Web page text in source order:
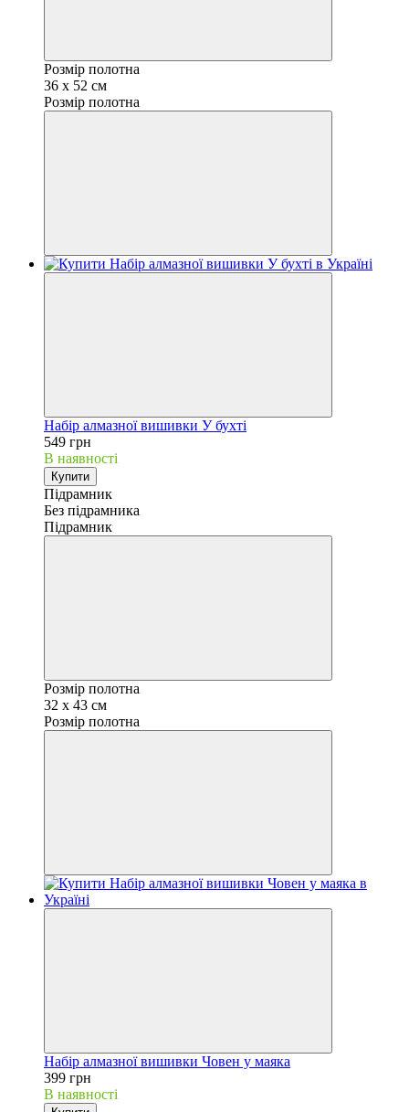
Розмір полотна
36 х 52 см
Розмір полотна
Набір алмазної вишивки У бухті
549 грн
В наявності
Купити
Підрамник
Без підрамника
Підрамник
Розмір полотна
32 х 43 см
Розмір полотна
Набір алмазної вишивки Човен у маяка
399 грн
В наявності